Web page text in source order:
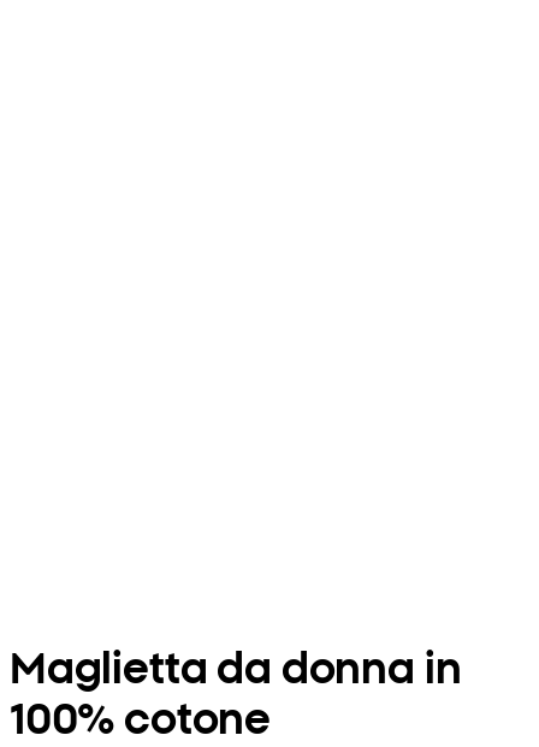
Maglietta da donna in
100% cotone